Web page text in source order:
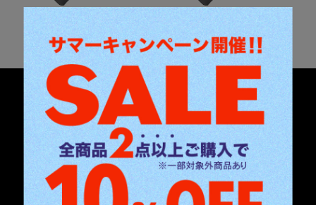
ワイン クールホワイト
商品構造
Item Structure